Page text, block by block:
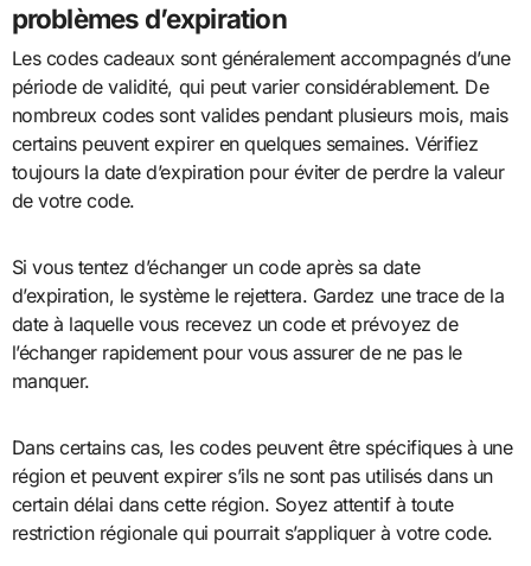
problèmes d’expiration
Les codes cadeaux sont généralement accompagnés d’une
période de validité, qui peut varier considérablement. De
nombreux codes sont valides pendant plusieurs mois, mais
certains peuvent expirer en quelques semaines. Vérifiez
toujours la date d’expiration pour éviter de perdre la valeur
de votre code.
Si vous tentez d’échanger un code après sa date
d’expiration, le système le rejettera. Gardez une trace de la
date à laquelle vous recevez un code et prévoyez de
l’échanger rapidement pour vous assurer de ne pas le
manquer.
Dans certains cas, les codes peuvent être spécifiques à une
région et peuvent expirer s’ils ne sont pas utilisés dans un
certain délai dans cette région. Soyez attentif à toute
restriction régionale qui pourrait s’appliquer à votre code.